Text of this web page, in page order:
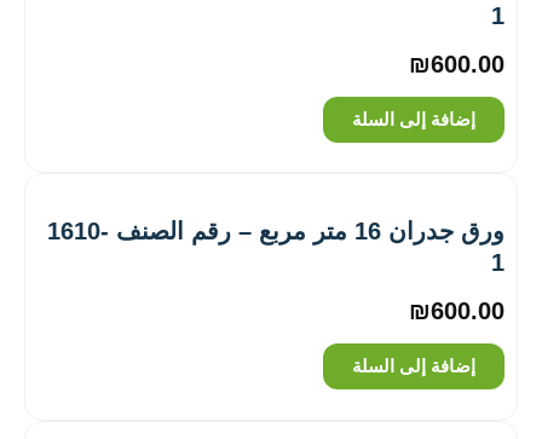
1
₪600.00
إضافة إلى السلة
ورق جدران 16 متر مربع – رقم الصنف ‎1610-
1
₪600.00
إضافة إلى السلة